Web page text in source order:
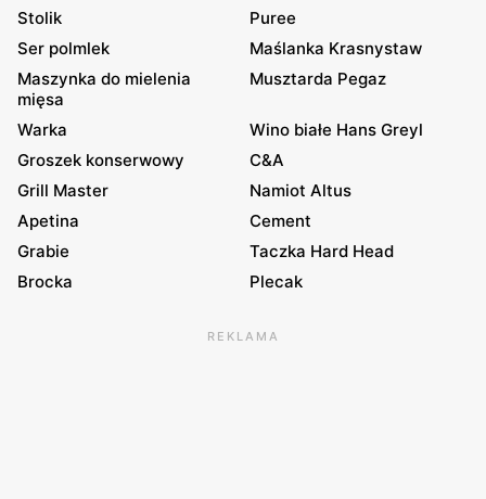
Stolik
Puree
Ser polmlek
Maślanka Krasnystaw
Maszynka do mielenia
mięsa
Musztarda Pegaz
Warka
Wino białe Hans Greyl
Groszek konserwowy
C&A
Grill Master
Namiot Altus
Apetina
Cement
Grabie
Taczka Hard Head
Brocka
Plecak
REKLAMA